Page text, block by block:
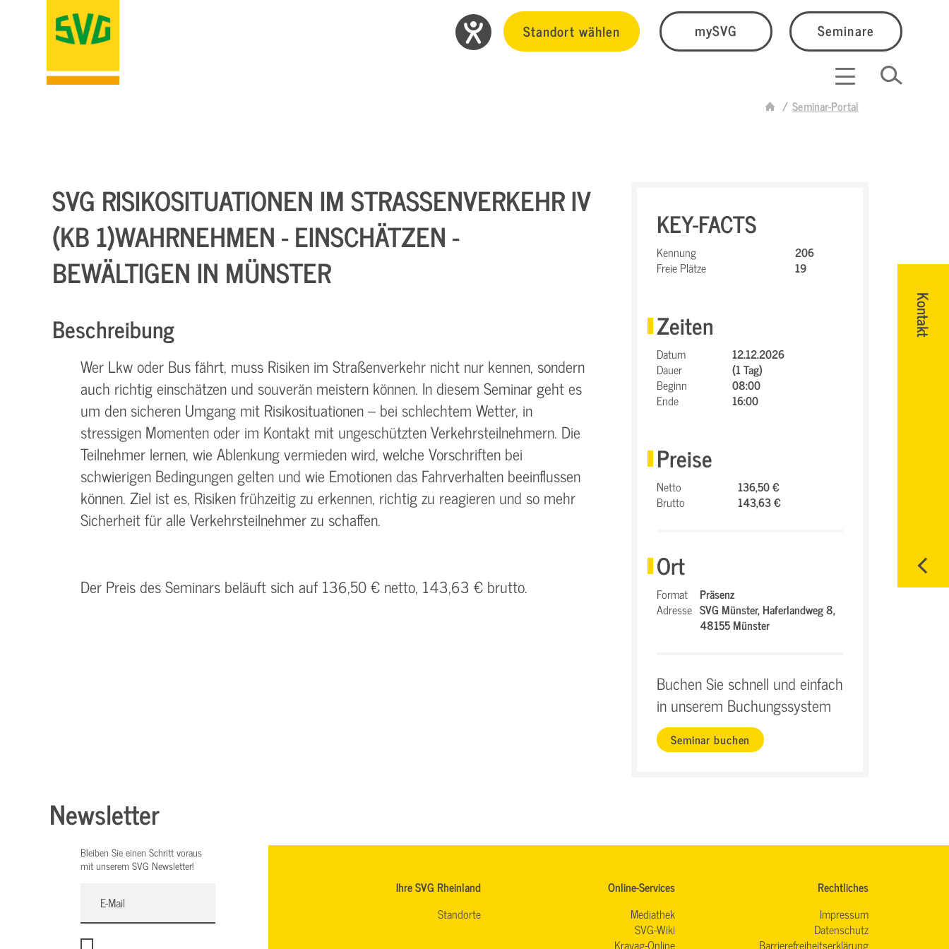
Standort wählen mySVG Seminare
Seminar-Portal
Kontakt
SVG RISIKOSITUATIONEN IM STRASSENVERKEHR IV (
KB 1)WAHRNEHMEN - EINSCHÄTZEN - B
EWÄLTIGEN IN MÜNSTER
Beschreibung
Wer Lkw oder Bus fährt, muss Risiken im Straßenverkehr nicht nur kennen, sondern
auch richtig einschätzen und souverän meistern können. In diesem Seminar geht es
um den sicheren Umgang mit Risikosituationen – bei schlechtem Wetter, in
stressigen Momenten oder im Kontakt mit ungeschützten Verkehrsteilnehmern. Die
Teilnehmer lernen, wie Ablenkung vermieden wird, welche Vorschriften bei
schwierigen Bedingungen gelten und wie Emotionen das Fahrverhalten beeinflussen
können. Ziel ist es, Risiken frühzeitig zu erkennen, richtig zu reagieren und so mehr
Sicherheit für alle Verkehrsteilnehmer zu schaffen.
Der Preis des Seminars beläuft sich auf 136,50 € netto, 143,63 € brutto.
KEY-FACTS
Kennung
206
Freie Plätze
19
Zeiten
Datum
12.12.2026
Dauer
(1 Tag)
Beginn
08:00
Ende
16:00
Preise
Netto
136,50 €
Brutto
143,63 €
Ort
Format
Präsenz
Adresse SVG Münster,Haferlandweg 8,
48155 Münster
Buchen Sie schnell und einfach
in unserem Buchungssystem
Seminar buchen
Newsletter
Bleiben Sie einen Schritt voraus
mit unserem SVG Newsletter!
Ihre SVG Rheinland
Standorte
Online-Services
Mediathek
SVG-Wiki
Kravag-Online
Rechtliches
Impressum
Datenschutz
Barrierefreiheitserklärung